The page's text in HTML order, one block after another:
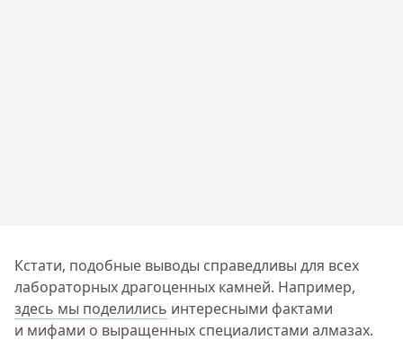
Кстати, подобные выводы справедливы для всех
лабораторных драгоценных камней. Например,
здесь мы поделились интересными фактами
и мифами о выращенных специалистами алмазах.